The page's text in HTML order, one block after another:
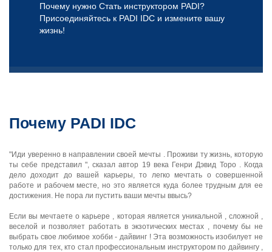
Почему нужно Стать инструктором PADI?
Присоединяйтесь к PADI IDC и измените вашу
жизнь!
Почему PADI IDC
"Иди уверенно в направлении своей мечты . Проживи ту жизнь, которую
ты себе представил ", сказал автор 19 века Генри Дэвид Торо . Когда
дело доходит до вашей карьеры, то легко мечтать о совершенной
работе и рабочем месте, но это является куда более трудным для ее
достижения. Не пора ли пустить ваши мечты ввысь?
Если вы мечтаете о карьере , которая является уникальной , сложной ,
веселой и позволяет работать в экзотических местах , почему бы не
выбрать свое любимое хобби - дайвинг ! Эта возможность изобилует не
только для тех, кто стал профессиональным инструктором по дайвингу ,